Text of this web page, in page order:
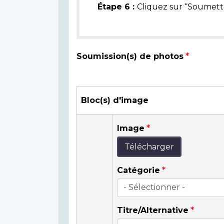
Étape 6 : Cliquez sur
Soumission(s) de photos
Bloc(s) d'image
Image
Télécharger
Catégorie
Titre/Alternative